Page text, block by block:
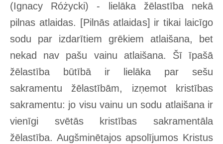
(Ignacy Różycki) - lielāka žēlastība nekā
pilnas atlaidas. [Pilnās atlaidas] ir tikai laicīgo
sodu par izdarītiem grēkiem atlaišana, bet
nekad nav pašu vainu atlaišana. Šī īpašā
žēlastība būtībā ir lielāka par sešu
sakramentu žēlastībām, izņemot kristības
sakramentu: jo visu vainu un sodu atlaišana ir
vienīgi svētās kristības sakramentāla
žēlastība. Augšminētajos apsolījumos Kristus